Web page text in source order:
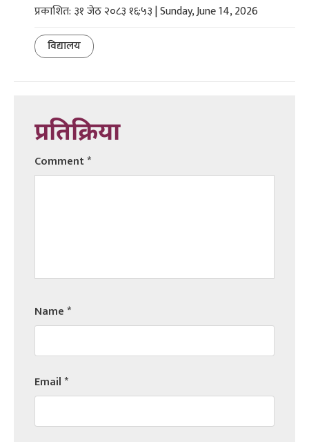
प्रकाशित: ३१ जेठ २०८३ १६:५३ | Sunday, June 14, 2026
विद्यालय
प्रतिक्रिया
Comment*
Name*
Email*